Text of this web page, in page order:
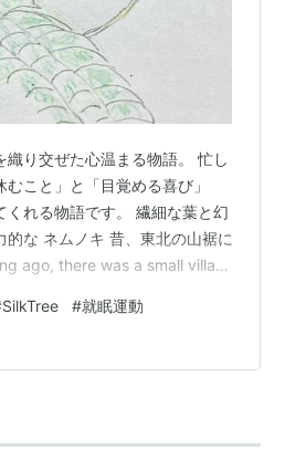
織り交ぜた心温まる物語。 忙し
こと」と「目覚める喜び」
くれる物語です。 繊細な葉と幻
的な ネムノキ 昔、東北の山裾に
ago, there was a small village
木が立っていた。 Along the
the village stood one
ネム…
SilkTree #就眠運動